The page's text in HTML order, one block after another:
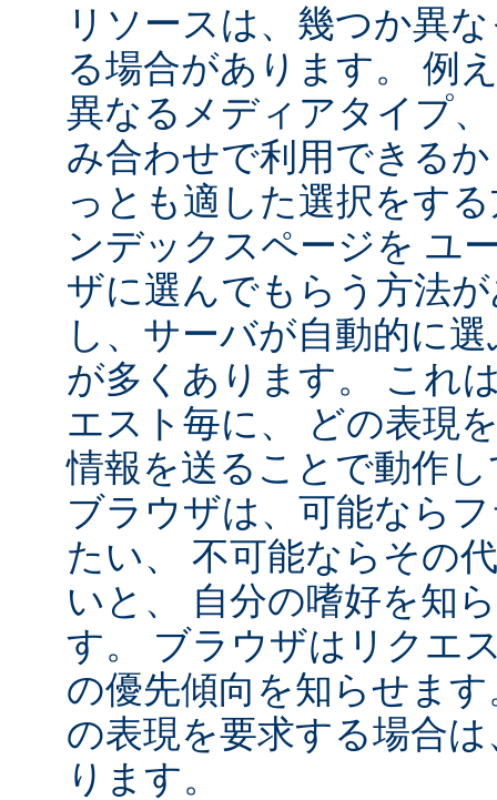
リソースは、幾つか異
る場合があります。 例
異なるメディアタイプ
み合わせで利用できる
っとも適した選択をす
ンデックスページを ユ
ザに選んでもらう方法
し、サーバが自動的に
が多くあります。 これ
エスト毎に、 どの表現
情報を送ることで動作
ブラウザは、可能なら
たい、 不可能ならその
いと、 自分の嗜好を知
す。 ブラウザはリクエ
の優先傾向を知らせま
の表現を要求する場合
ります。